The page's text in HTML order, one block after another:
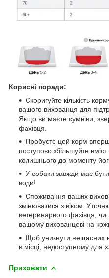
Корисні поради:
Скоригуйте кількість
вашого вихованця для
Якщо ви маєте сумніви,
фахівця.
Пробуєте цей корм
поступово збільшуйте
колишнього до моменту
У собаки завжди має
води!
Споживання ваших
змінюватися з віком.
ветеринарного фахівця, чи
вашому вихованцеві на
Щоб уникнути нещасних
в місці, недоступному для
Приховати